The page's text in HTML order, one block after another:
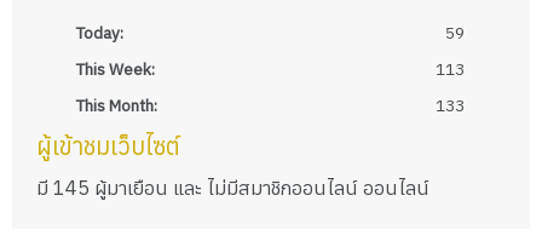
Today:
59
This Week:
113
This Month:
133
ผู้เข้าชมเว็บไซต์
มี 145 ผู้มาเยือน และ ไม่มีสมาชิกออนไลน์ ออนไลน์